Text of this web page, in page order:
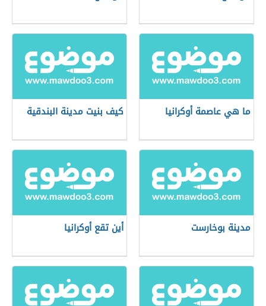
ما هي عاصمة أوكرانيا كيف بنيت مدينة البندقية
مدينة بوخارست أين تقع أوكرانيا